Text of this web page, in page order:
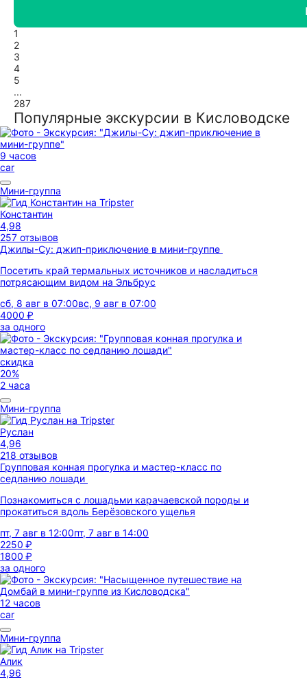
1
2
3
4
5
...
287
Популярные экскурсии в Кисловодске
9 часов
car
Мини-группа
Константин
4,98
257 отзывов
Джилы-Су: джип-приключение в мини-группе
Посетить край термальных источников и насладиться
потрясающим видом на Эльбрус
сб, 8 авг в 07:00вс, 9 авг в 07:00
4000 ₽
за одного
скидка
20%
2 часа
Мини-группа
Руслан
4,96
218 отзывов
Групповая конная прогулка и мастер-класс по
седланию лошади
Познакомиться с лошадьми карачаевской породы и
прокатиться вдоль Берёзовского ущелья
пт, 7 авг в 12:00пт, 7 авг в 14:00
2250 ₽
1800 ₽
за одного
12 часов
car
Мини-группа
Алик
4,96